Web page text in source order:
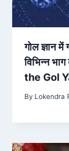
गोल ज्ञान
विभिन्न
the Gol
By Lokendra